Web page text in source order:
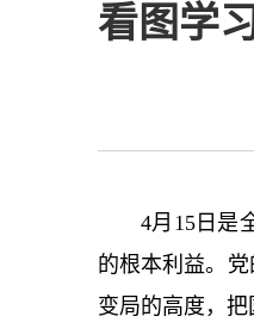
看图学
4月15日是
的根本利益。
变局的高度，把